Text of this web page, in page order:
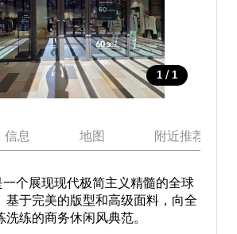
1 / 1
信息 地图 附近推荐景点
个展现现代极简主义精髓的全球
基于完美的版型和高级面料，向全
练的商务休闲风典范。